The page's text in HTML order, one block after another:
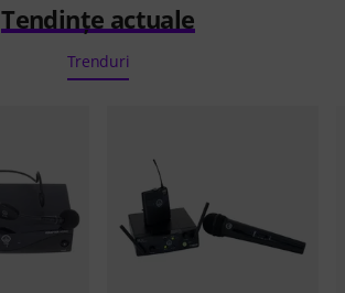
Tendințe actuale
Trenduri